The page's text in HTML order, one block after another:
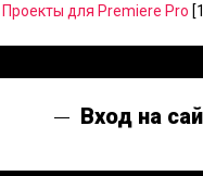
Проекты для Premiere Pro
Вход на